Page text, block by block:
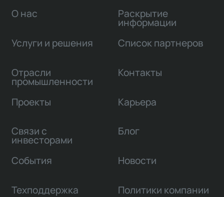
О нас
Услуги и решения
Отрасли
промышленности
Проекты
Связи с
инвесторами
Раскрытие
информации
Список партнеров
Контакты
Карьера
Блог
События Новости
Техподдержка Политики компании